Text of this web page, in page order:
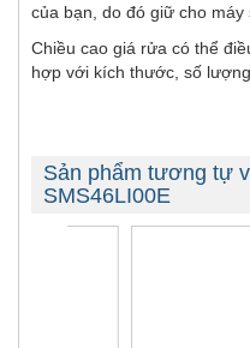
của bạn, do đó giữ cho
Chiều cao giá rửa có thể
hợp với kích thước, số
Sản phẩm tương tự
SMS46LI00E